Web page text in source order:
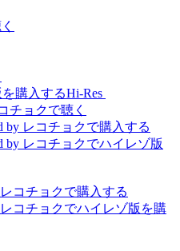
Hi-Res